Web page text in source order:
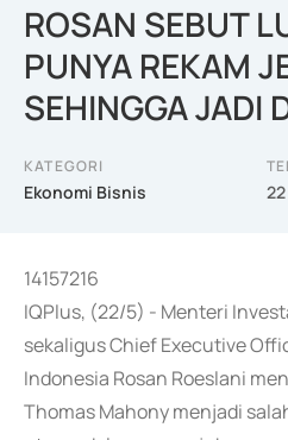
ROSAN SEBUT
PUNYA REKAM
SEHINGGA JADI
KATEGORI
Ekonomi Bisnis
14157216
IQPlus, (22/5) - Menteri
sekaligus Chief Executive
Indonesia Rosan Roeslani
Thomas Mahony menjadi